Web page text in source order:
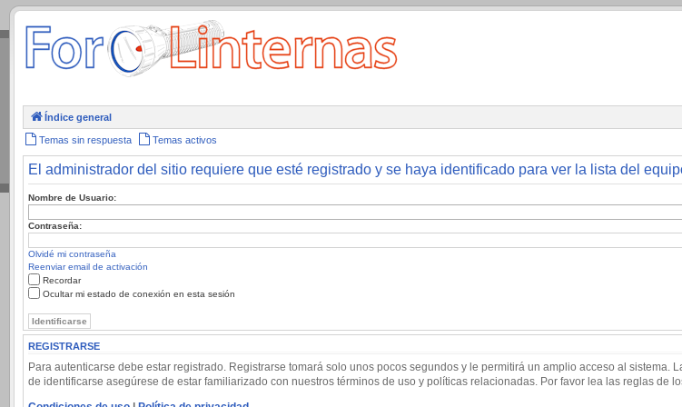
.
Índice general
Temas sin respuesta Temas activos
El administrador del sitio requiere que esté registrado y se haya identificado para ver la lista del
Nombre de Usuario:
Contraseña:
Olvidé mi contraseña
Reenviar email de activación
Recordar
Ocultar mi estado de conexión en esta sesión
REGISTRARSE
Para autenticarse debe estar registrado. Registrarse tomará solo unos pocos segundos y le permitirá un amplio acceso al
de identificarse asegúrese de estar familiarizado con nuestros términos de uso y políticas relacionadas. Por favor lea las reglas de